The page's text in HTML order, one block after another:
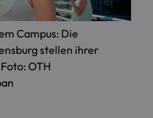
Campus: Die
stellen ihrer
OTH